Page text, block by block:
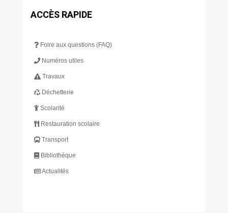
ACCÈS RAPIDE
Foire aux questions (FAQ)
Numéros utiles
Travaux
Déchetterie
Scolarité
Restauration scolaire
Transport
Bibliothèque
Actualités